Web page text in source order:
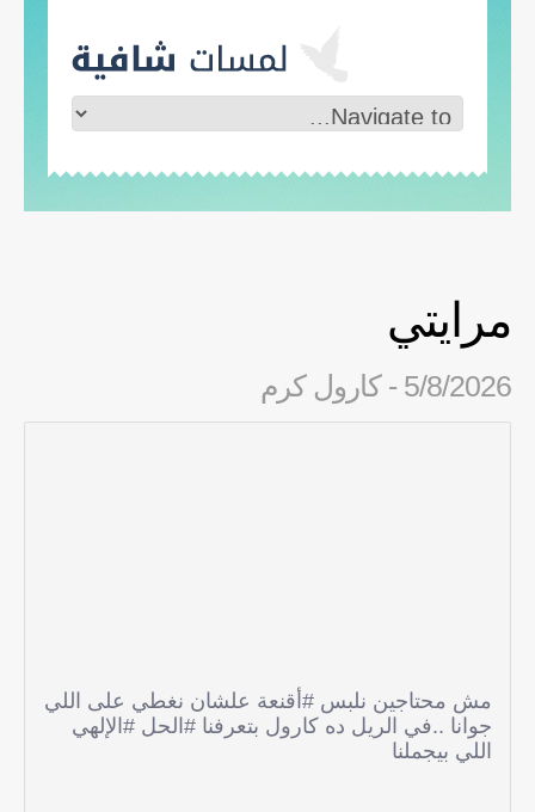
مرايتي
5/8/2026 - كارول كرم
مش محتاجين نلبس #أقنعة علشان نغطي على اللي
جوانا ..في الريل ده كارول بتعرفنا #الحل #الإلهي
اللي بيجملنا